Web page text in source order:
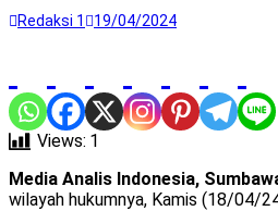
Redaksi 1 19/04/2024
Views: 1
Media Analis Indonesia,
wilayah hukumnya, Kamis (18/04/